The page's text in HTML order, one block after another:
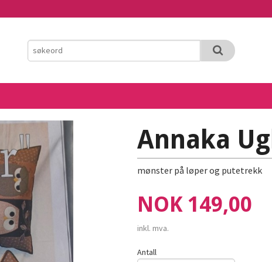
Annaka
mønster på løper og putetrekk
Pris
NOK 149,00
inkl. mva.
Antall